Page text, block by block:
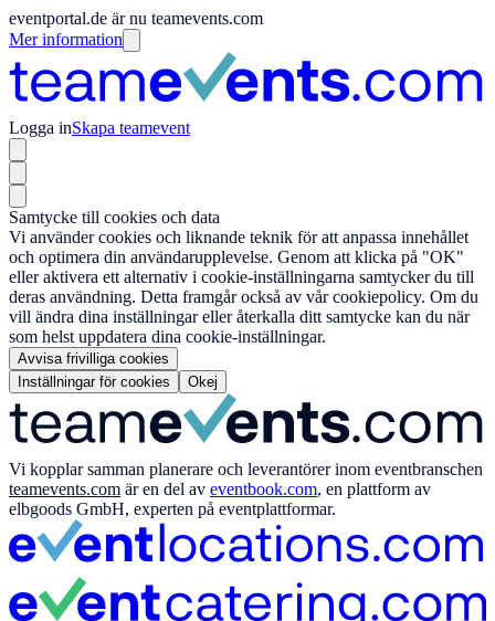
eventportal.de är nu teamevents.com
Mer information
Logga inSkapa teamevent
Samtycke till cookies och data
Vi använder cookies och liknande teknik för att anpassa innehållet
och optimera din användarupplevelse. Genom att klicka på "OK"
eller aktivera ett alternativ i cookie-inställningarna samtycker du till
deras användning. Detta framgår också av vår cookiepolicy. Om du
vill ändra dina inställningar eller återkalla ditt samtycke kan du när
som helst uppdatera dina cookie-inställningar.
Avvisa frivilliga cookies
Inställningar för cookies
Okej
Vi kopplar samman planerare och leverantörer inom eventbranschen
teamevents.com är en del av eventbook.com, en plattform av
elbgoods GmbH, experten på eventplattformar.